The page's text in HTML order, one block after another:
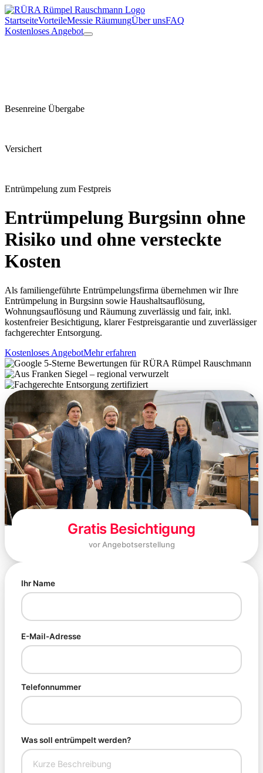
StartseiteVorteileMessie RäumungÜber unsFAQ
Kostenloses Angebot
Besenreine Übergabe
Versichert
Entrümpelung zum Festpreis
Entrümpelung Burgsinn ohne
Risiko und ohne versteckte
Kosten
Als familiengeführte Entrümpelungsfirma übernehmen wir Ihre
Entrümpelung in Burgsinn sowie Haushaltsauflösung,
Wohnungsauflösung und Räumung zuverlässig und fair, inkl.
kostenfreier Besichtigung, klarer Festpreisgarantie und zuverlässiger
fachgerechter Entsorgung.
Kostenloses AngebotMehr erfahren
Gratis Besichtigung
vor Angebotserstellung
Ihr Name
E-Mail-Adresse
Telefonnummer
Was soll entrümpelt werden?